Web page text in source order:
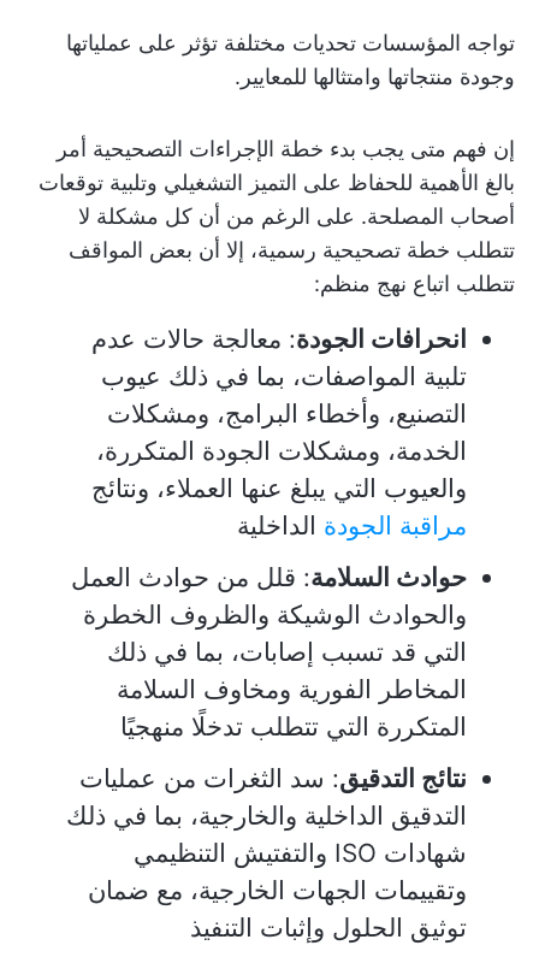
تواجه المؤسسات تحديات مختلفة تؤثر على عملياتها
وجودة منتجاتها وامتثالها للمعايير.
إن فهم متى يجب بدء خطة الإجراءات التصحيحية أمر
بالغ الأهمية للحفاظ على التميز التشغيلي وتلبية توقعات
أصحاب المصلحة. على الرغم من أن كل مشكلة لا
تتطلب خطة تصحيحية رسمية، إلا أن بعض المواقف
تتطلب اتباع نهج منظم:
انحرافات الجودة: معالجة حالات عدم
تلبية المواصفات، بما في ذلك عيوب
التصنيع، وأخطاء البرامج، ومشكلات
الخدمة، ومشكلات الجودة المتكررة،
والعيوب التي يبلغ عنها العملاء، ونتائج
مراقبة الجودة الداخلية
حوادث السلامة: قلل من حوادث العمل
والحوادث الوشيكة والظروف الخطرة
التي قد تسبب إصابات، بما في ذلك
المخاطر الفورية ومخاوف السلامة
المتكررة التي تتطلب تدخلًا منهجيًا
نتائج التدقيق: سد الثغرات من عمليات
التدقيق الداخلية والخارجية، بما في ذلك
شهادات ISO والتفتيش التنظيمي
وتقييمات الجهات الخارجية، مع ضمان
توثيق الحلول وإثبات التنفيذ